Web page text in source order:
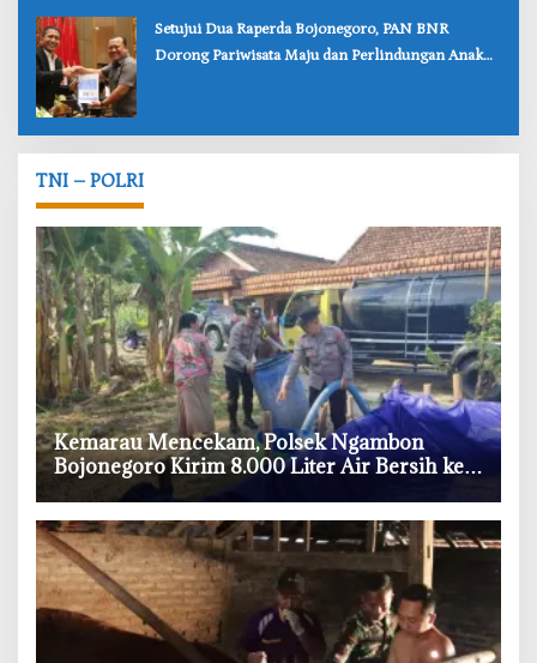
‎Setujui Dua Raperda Bojonegoro, PAN BNR
Dorong Pariwisata Maju dan Perlindungan Anak
TNI – POLRI
‎Kemarau Mencekam, Polsek Ngambon
Bojonegoro Kirim 8.000 Liter Air Bersih ke
Warga Bondol